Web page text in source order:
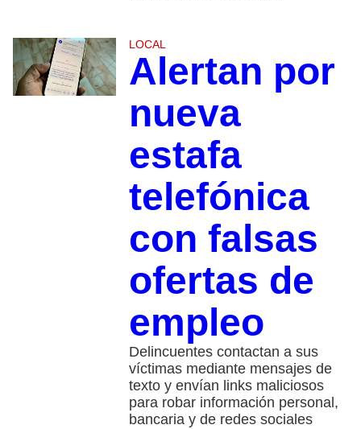
LOCAL
Alertan por
nueva
estafa
telefónica
con falsas
ofertas de
empleo
Delincuentes contactan a sus
víctimas mediante mensajes de
texto y envían links maliciosos
para robar información personal,
bancaria y de redes sociales